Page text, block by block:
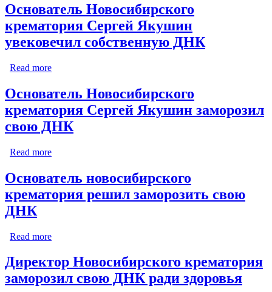
Основатель Новосибирского
крематория Сергей Якушин
увековечил собственную ДНК
Read more
Основатель Новосибирского
крематория Сергей Якушин заморозил
свою ДНК
Read more
Основатель новосибирского
крематория решил заморозить свою
ДНК
Read more
Директор Новосибирского крематория
заморозил свою ДНК ради здоровья